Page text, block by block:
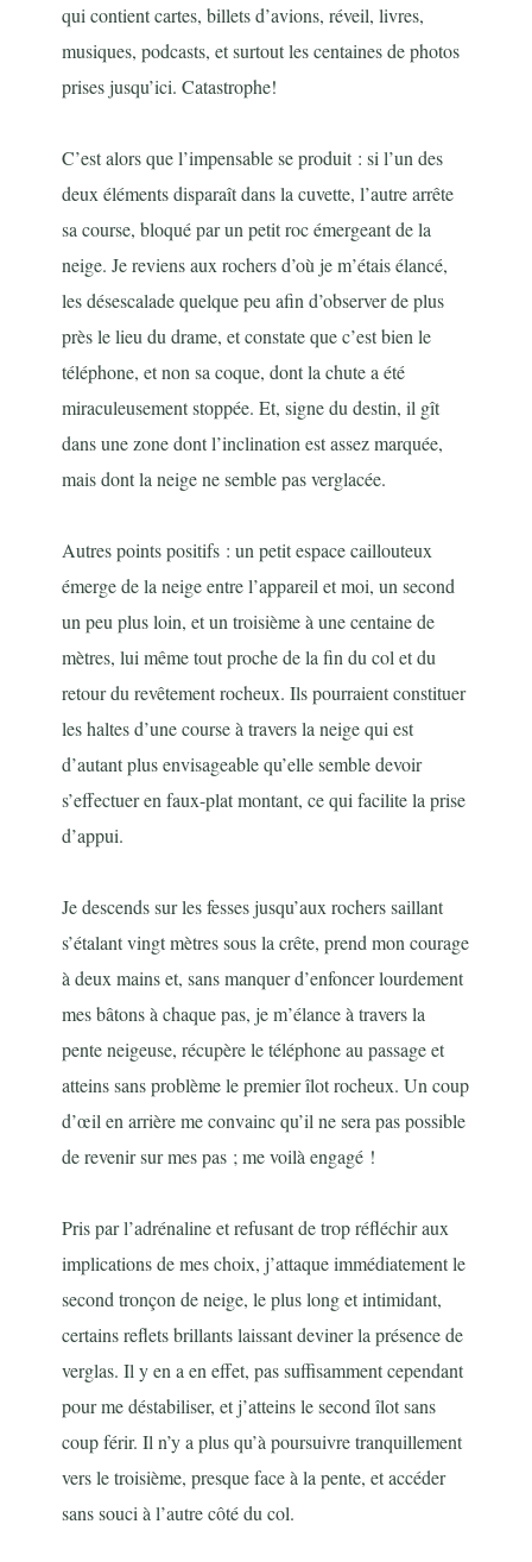
qui contient cartes, billets d’avions, réveil, livres,
musiques, podcasts, et surtout les centaines de photos
prises jusqu’ici. Catastrophe!
C’est alors que l’impensable se produit : si l’un des
deux éléments disparaît dans la cuvette, l’autre arrête
sa course, bloqué par un petit roc émergeant de la
neige. Je reviens aux rochers d’où je m’étais élancé,
les désescalade quelque peu afin d’observer de plus
près le lieu du drame, et constate que c’est bien le
téléphone, et non sa coque, dont la chute a été
miraculeusement stoppée. Et, signe du destin, il gît
dans une zone dont l’inclination est assez marquée,
mais dont la neige ne semble pas verglacée.
Autres points positifs : un petit espace caillouteux
émerge de la neige entre l’appareil et moi, un second
un peu plus loin, et un troisième à une centaine de
mètres, lui même tout proche de la fin du col et du
retour du revêtement rocheux. Ils pourraient constituer
les haltes d’une course à travers la neige qui est
d’autant plus envisageable qu’elle semble devoir
s’effectuer en faux-plat montant, ce qui facilite la prise
d’appui.
Je descends sur les fesses jusqu’aux rochers saillant
s’étalant vingt mètres sous la crête, prend mon courage
à deux mains et, sans manquer d’enfoncer lourdement
mes bâtons à chaque pas, je m’élance à travers la
pente neigeuse, récupère le téléphone au passage et
atteins sans problème le premier îlot rocheux. Un coup
d’œil en arrière me convainc qu’il ne sera pas possible
de revenir sur mes pas ; me voilà engagé !
Pris par l’adrénaline et refusant de trop réfléchir aux
implications de mes choix, j’attaque immédiatement le
second tronçon de neige, le plus long et intimidant,
certains reflets brillants laissant deviner la présence de
verglas. Il y en a en effet, pas suffisamment cependant
pour me déstabiliser, et j’atteins le second îlot sans
coup férir. Il n’y a plus qu’à poursuivre tranquillement
vers le troisième, presque face à la pente, et accéder
sans souci à l’autre côté du col.